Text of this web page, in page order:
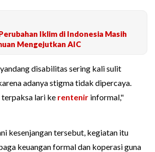
Iklim di Indonesia Masih
Mengejutkan AIC
disabilitas sering kali sulit
adanya stigma tidak dipercaya.
lari ke rentenir informal,"
kesenjangan tersebut, kegiatan itu
keuangan formal dan koperasi guna